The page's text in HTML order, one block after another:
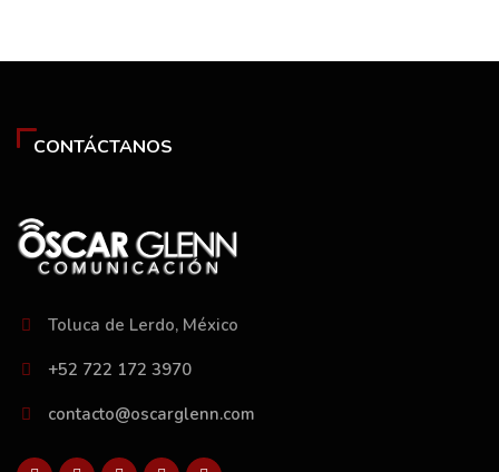
CONTÁCTANOS
Toluca de Lerdo, México
+52 722 172 3970
contacto@oscarglenn.com